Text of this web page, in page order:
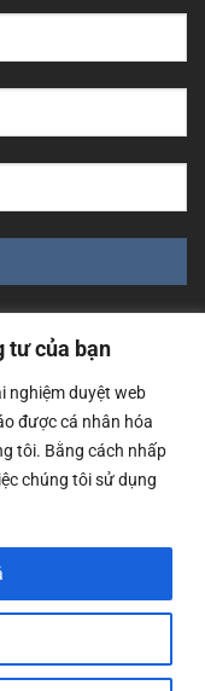
tư của bạn
nghiệm duyệt web
được cá nhân hóa
tôi. Bằng cách nhấp
chúng tôi sử dụng
0108783483
và Đầu Tư Tp. Hà
Rights Reserved